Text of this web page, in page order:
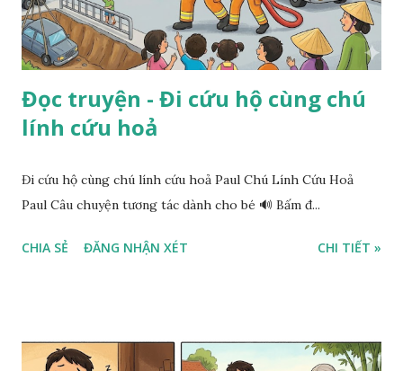
Đọc truyện - Đi cứu hộ cùng chú
lính cứu hoả
Đi cứu hộ cùng chú lính cứu hoả Paul Chú Lính Cứu Hoả
Paul Câu chuyện tương tác dành cho bé 🔊 Bấm đ...
CHIA SẺ ĐĂNG NHẬN XÉT CHI TIẾT »